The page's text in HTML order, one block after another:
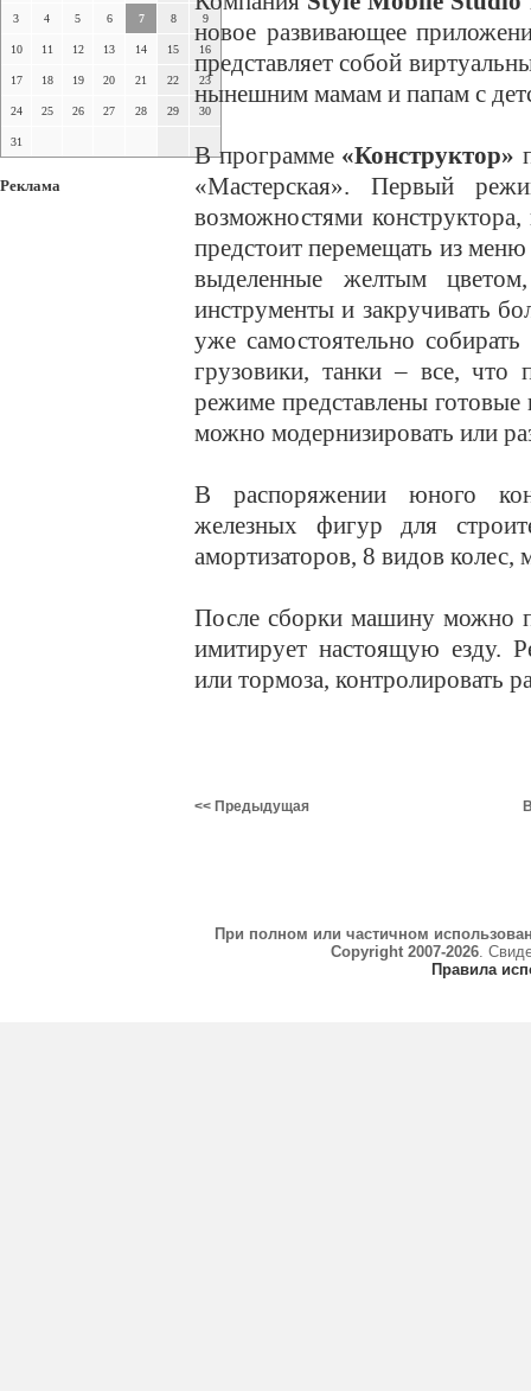
3 4 5 6 7 8 9
10 11 12 13 14 15 16
17 18 19 20 21 22 23
24 25 26 27 28 29 30
31
Реклама
новое развивающее
представляет собой
нынешним мамам и папам с
В программе «Конструктор»
«Мастерская». Первый
возможностями
предстоит перемещать из
выделенные желтым
инструменты и закручивать
уже самостоятельно
грузовики, танки – все,
режиме представлены
можно модернизировать или
В распоряжении юного
железных фигур для
амортизаторов, 8 видов
После сборки машину можно
имитирует настоящую езду.
или тормоза, контролировать
<< Предыдущая
При полном или частичном
Copyright 2007-2026.
Правила